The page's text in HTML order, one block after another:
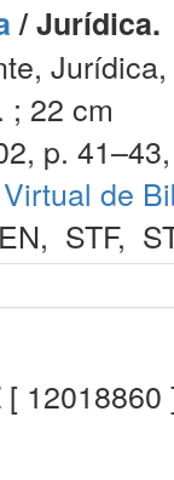
/ Jurídica.
; 22 cm
p.
de
, STF,
12018860